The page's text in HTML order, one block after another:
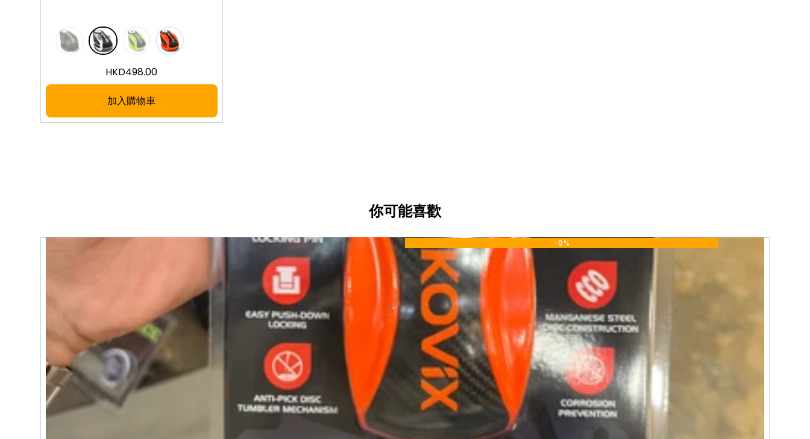
HKD498.00
加入購物車
顏色 Colour：橙色 Orange
English
The KOVIX KS6 Alarm Disc Lock is a motorcycle disc lock with a built-in 120dB alarm
and an On/Off alarm selection. The solid zinc alloy lock body features a push-down
lock pin for easy locking, a strong paint finish and a 5.5 mm locking pin, powered by
a rechargeable battery.
Built-in 120dB alarm with On/Off selection
Unique lock body design in solid zinc alloy
Push-down lock pin for easy locking; 5.5 mm locking pin
Strong paint finishing; rechargeable battery
圖片及介紹只供參考，一切以實物為實。歡迎向我們店員查詢。
Images and descriptions are for reference only; the actual product shall prevail.
你可能喜歡
-9%